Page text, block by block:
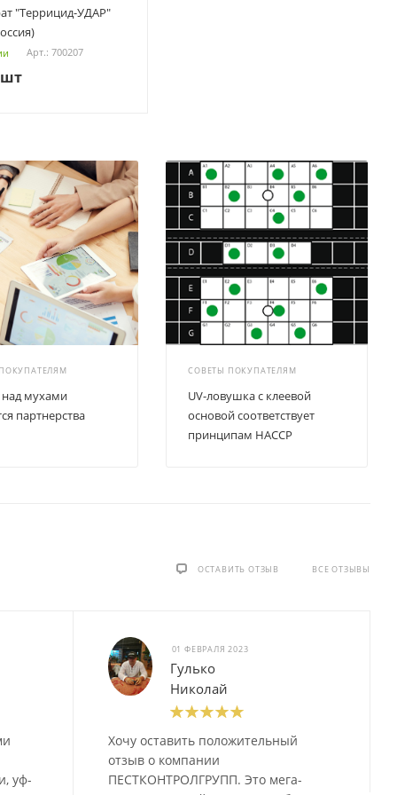
"Террицид-УДАР"
Арт.: 700207
мухами
партнерства
СОВЕТЫ ПОКУПАТЕЛЯМ
UV-ловушка с клеевой
основой соответствует
принципам HACCP
ВСЕ ОТЗЫВЫ
ОСТАВИТЬ ОТЗЫВ
уф-
01 ФЕВРАЛЯ 2023
Гулько
Николай
Хочу оставить положительный
отзыв о компании
ПЕСТКОНТРОЛГРУПП. Это мега-